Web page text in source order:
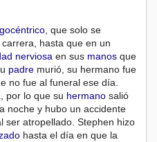
, que solo se
hasta que en un
nerviosa en sus manos que
padre murió, su hermano fue
no fue al funeral ese día.
por lo que su hermano salió
noche y hubo un accidente
ser atropellado. Stephen hizo
hasta el día en que la